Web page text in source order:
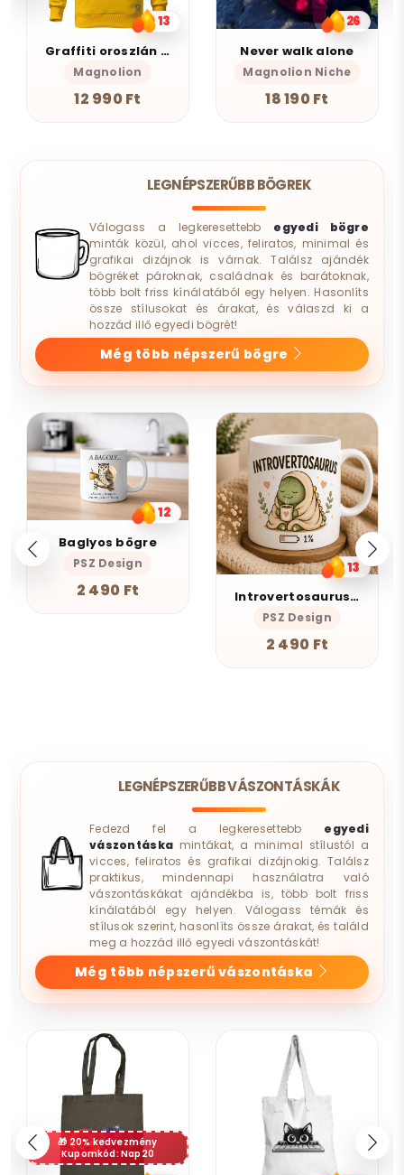
13
Graffiti oroszlán v17
Magnolion
12 990 Ft
26
Never walk alone
Magnolion Niche
18 190 Ft
LEGNÉPSZERŰBB BÖGREK
Válogass a legkeresettebb egyedi bögre
minták közül, ahol vicces, feliratos, minimal és
grafikai dizájnok is várnak. Találsz ajándék
bögréket pároknak, családnak és barátoknak,
több bolt friss kínálatából egy helyen. Hasonlíts
össze stílusokat és árakat, és válaszd ki a
hozzád illő egyedi bögrét!
Még több népszerű bögre
12
Baglyos bögre
PSZ Design
2 490 Ft
13
Introvertosaurus bögre
PSZ Design
2 490 Ft
LEGNÉPSZERŰBB VÁSZONTÁSKÁK
Fedezd fel a legkeresettebb egyedi
vászontáska mintákat, a minimal stílustól a
vicces, feliratos és grafikai dizájnokig. Találsz
praktikus, mindennapi használatra való
vászontáskákat ajándékba is, több bolt friss
kínálatából egy helyen. Válogass témák és
stílusok szerint, hasonlíts össze árakat, és találd
meg a hozzád illő egyedi vászontáskát!
Még több népszerű vászontáska
20% kedvezmény
Kupomkód: Nap20